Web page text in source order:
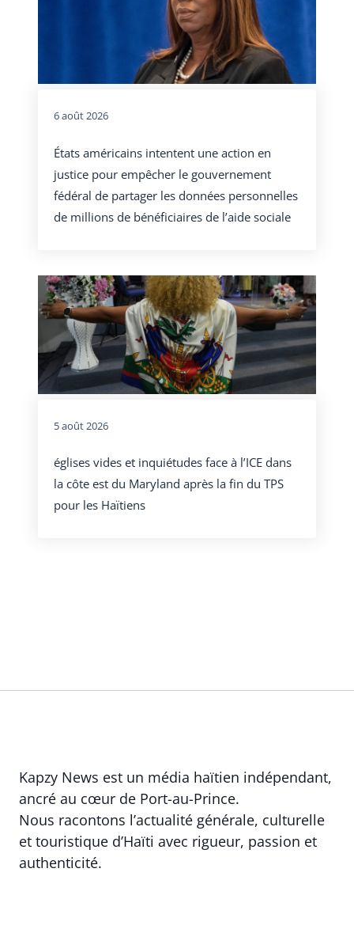
6 août 2026
États américains intentent une action en
justice pour empêcher le gouvernement
fédéral de partager les données personnelles
de millions de bénéficiaires de l’aide sociale
5 août 2026
églises vides et inquiétudes face à l’ICE dans
la côte est du Maryland après la fin du TPS
pour les Haïtiens
Kapzy News est un média haïtien indépendant,
ancré au cœur de Port-au-Prince.
Nous racontons l’actualité générale, culturelle
et touristique d’Haïti avec rigueur, passion et
authenticité.